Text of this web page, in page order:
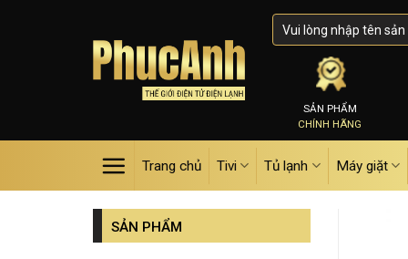
SẢN PHẨM
CHÍNH HÃNG
Trang chủ Tivi Tủ lạnh Máy giặt
SẢN PHẨM